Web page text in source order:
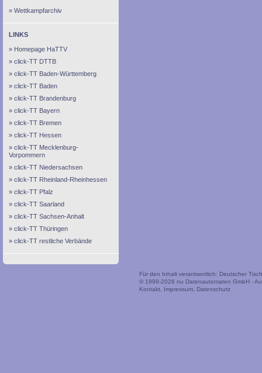
Wettkampfarchiv
LINKS
Homepage HaTTV
click-TT DTTB
click-TT Baden-Württemberg
click-TT Baden
click-TT Brandenburg
click-TT Bayern
click-TT Bremen
click-TT Hessen
click-TT Mecklenburg-
Vorpommern
click-TT Niedersachsen
click-TT Rheinland-Rheinhessen
click-TT Pfalz
click-TT Saarland
click-TT Sachsen-Anhalt
click-TT Thüringen
click-TT restliche Verbände
Für den Inhalt verantwortlich: Deutscher
© 1999-2026 nu Datenautomaten GmbH -
Kontakt
Impressum Datenschutz